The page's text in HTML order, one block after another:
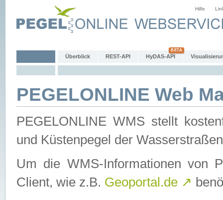
Hilfe
Überblick REST-API HyDAS-API
PEGELONLINE Web
PEGELONLINE WMS stellt
und Küstenpegel der
Um die WMS-Informationen von
Client, wie z.B. Geoportal.de ↗